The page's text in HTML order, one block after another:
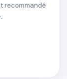
recommandé